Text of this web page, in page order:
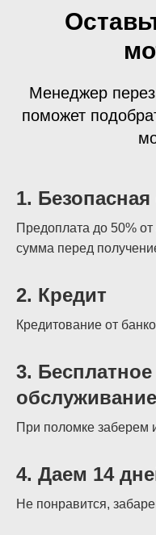
Менеджер
поможет
1. Безопасная
Предоплата до 50% от
сумма перед
2. Кредит
Кредитование от
3.
обслуживание
При поломке заберем
4. Даем 14
Не понравится,